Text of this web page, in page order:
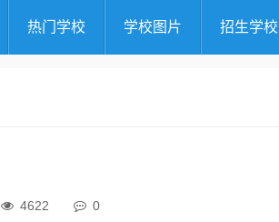
热门学校 学校图片 招生学校
4622 0